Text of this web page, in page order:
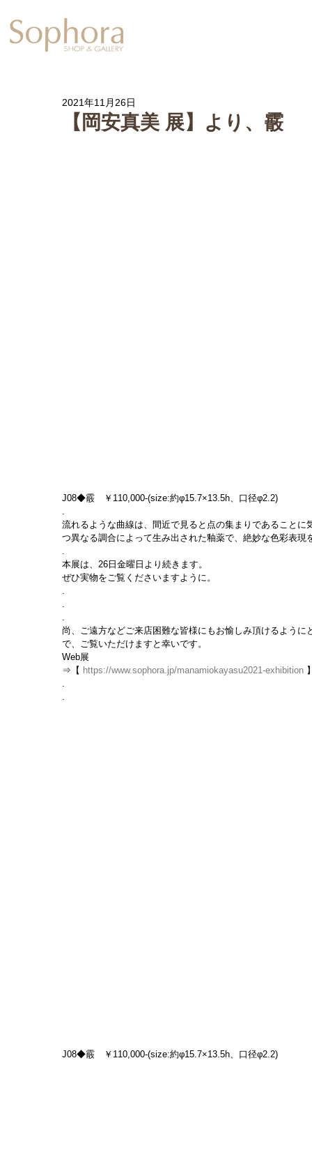
【岡安真美 展】より、霰
2021年11月26日
J08◆霰　￥110,000-(size:約φ15.7×13.5h、口径φ2.2)
.
流れるような曲線は、間近で見ると点の集まりであること
つ異なる調合によって生み出された釉薬で、絶妙な色彩表現
.
本展は、26日金曜日より続きます。
ぜひ実物をご覧くださいますように。
.
.
.
尚、ご遠方などご来店困難な皆様にもお愉しみ頂けるよう
で、ご覧いただけますと幸いです。
Web展
⇒【 https://www.sophora.jp/manamiokayasu2021-exhibition
.
.
J08◆霰　￥110,000-(size:約φ15.7×13.5h、口径φ2.2)